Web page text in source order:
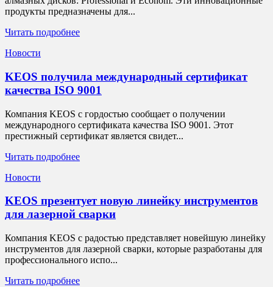
продукты предназначены для...
Читать подробнее
Новости
KEOS получила международный сертификат
качества ISO 9001
Компания KEOS с гордостью сообщает о получении
международного сертификата качества ISO 9001. Этот
престижный сертификат является свидет...
Читать подробнее
Новости
KEOS презентует новую линейку инструментов
для лазерной сварки
Компания KEOS с радостью представляет новейшую линейку
инструментов для лазерной сварки, которые разработаны для
профессионального испо...
Читать подробнее